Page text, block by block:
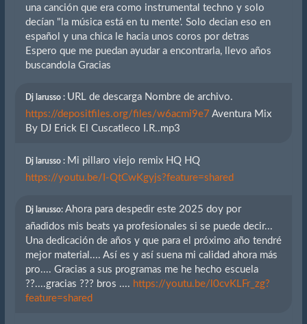
una canción que era como instrumental techno y solo
decían "la música está en tu mente'. Solo decian eso en
español y una chica le hacia unos coros por detras
Espero que me puedan ayudar a encontrarla, llevo años
buscandola Gracias
Dj larusso : URL de descarga Nombre de archivo.
https://depositfiles.org/files/w6acmi9e7 Aventura Mix
By DJ Erick El Cuscatleco I.R..mp3
Dj larusso : Mi pillaro viejo remix HQ HQ
https://youtu.be/I-QtCwKgyjs?feature=shared
Dj larusso: Ahora para despedir este 2025 doy por
añadidos mis beats ya profesionales si se puede decir...
Una dedicación de años y que para el próximo año tendré
mejor material.... Así es y así suena mi calidad ahora más
pro.... Gracias a sus programas me he hecho escuela
??....gracias ??? bros .... https://youtu.be/l0cvKLFr_zg?
feature=shared